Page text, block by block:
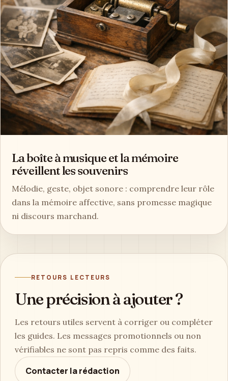
La boîte à musique et la mémoire
réveillent les souvenirs
Mélodie, geste, objet sonore : comprendre leur rôle
dans la mémoire affective, sans promesse magique
ni discours marchand.
RETOURS LECTEURS
Une précision à ajouter ?
Les retours utiles servent à corriger ou compléter
les guides. Les messages promotionnels ou non
vérifiables ne sont pas repris comme des faits.
Contacter la rédaction